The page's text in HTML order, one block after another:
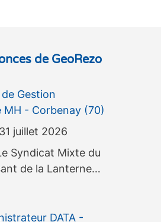
de GeoRezo
Gestion
MH - Corbenay (70)
31 juillet 2026
Syndicat Mixte du
de la Lanterne…
DATA -